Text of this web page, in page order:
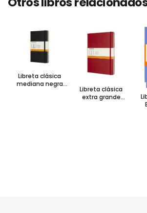
Libreta clásica
mediana negra
Libreta clásica
extra grande